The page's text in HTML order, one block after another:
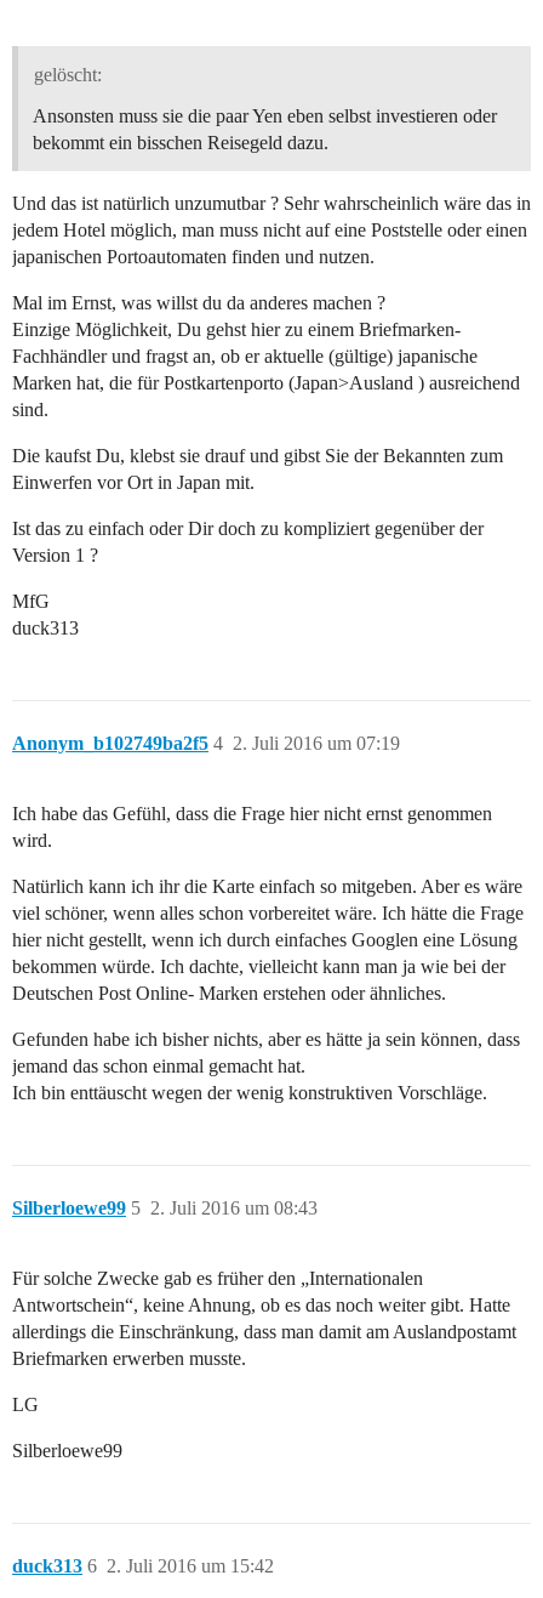
gelöscht:
Ansonsten muss sie die paar Yen eben selbst investieren oder
bekommt ein bisschen Reisegeld dazu.
Und das ist natürlich unzumutbar ? Sehr wahrscheinlich wäre das in
jedem Hotel möglich, man muss nicht auf eine Poststelle oder einen
japanischen Portoautomaten finden und nutzen.
Mal im Ernst, was willst du da anderes machen ?
Einzige Möglichkeit, Du gehst hier zu einem Briefmarken-
Fachhändler und fragst an, ob er aktuelle (gültige) japanische
Marken hat, die für Postkartenporto (Japan>Ausland ) ausreichend
sind.
Die kaufst Du, klebst sie drauf und gibst Sie der Bekannten zum
Einwerfen vor Ort in Japan mit.
Ist das zu einfach oder Dir doch zu kompliziert gegenüber der
Version 1 ?
MfG
duck313
Anonym_b102749ba2f5 2. Juli 2016 um 07:19
4
Ich habe das Gefühl, dass die Frage hier nicht ernst genommen
wird.
Natürlich kann ich ihr die Karte einfach so mitgeben. Aber es wäre
viel schöner, wenn alles schon vorbereitet wäre. Ich hätte die Frage
hier nicht gestellt, wenn ich durch einfaches Googlen eine Lösung
bekommen würde. Ich dachte, vielleicht kann man ja wie bei der
Deutschen Post Online- Marken erstehen oder ähnliches.
Gefunden habe ich bisher nichts, aber es hätte ja sein können, dass
jemand das schon einmal gemacht hat.
Ich bin enttäuscht wegen der wenig konstruktiven Vorschläge.
Silberloewe99 2. Juli 2016 um 08:43
5
Für solche Zwecke gab es früher den „Internationalen
Antwortschein“, keine Ahnung, ob es das noch weiter gibt. Hatte
allerdings die Einschränkung, dass man damit am Auslandpostamt
Briefmarken erwerben musste.
LG
Silberloewe99
duck313 2. Juli 2016 um 15:42
6